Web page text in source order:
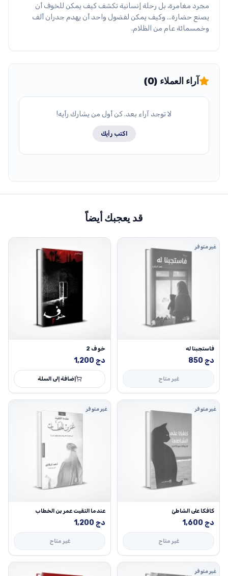
مجرد مغامرة، بل رحلة إنسانية تكشف كيف يمكن للخوف أن
يصنع حضارة... وكيف يمكن لفضول واحد أن يهدم جدران ألف
وخمسمائة عام من الظلام.
آراء العملاء (0)
لا توجد آراء بعد. كن أول من يشارك رأيه!
اكتب رأيك
قد يعجبك أيضاً
غير متوفر
فاستجبنا له
850 دج
غير متاح
خوف 2
1,200 دج
إضافة إلى السلة
غير متوفر
كافكا على الشاطئ
1,600 دج
غير متاح
غير متوفر
عندما التقيت عمر بن الخطاب
1,200 دج
غير متاح
غير متوفر